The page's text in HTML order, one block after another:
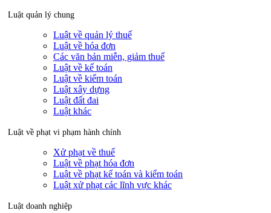
Luật quản lý chung
Luật về quản lý thuế
Luật về hóa đơn
Các văn bản miễn, giảm thuế
Luật về kế toán
Luật về kiểm toán
Luật xây dựng
Luật đất đai
Luật khác
Luật về phạt vi phạm hành chính
Xử phạt về thuế
Luật về phạt hóa đơn
Luật về phạt kế toán và kiểm toán
Luật xử phạt các lĩnh vực khác
Luật doanh nghiệp